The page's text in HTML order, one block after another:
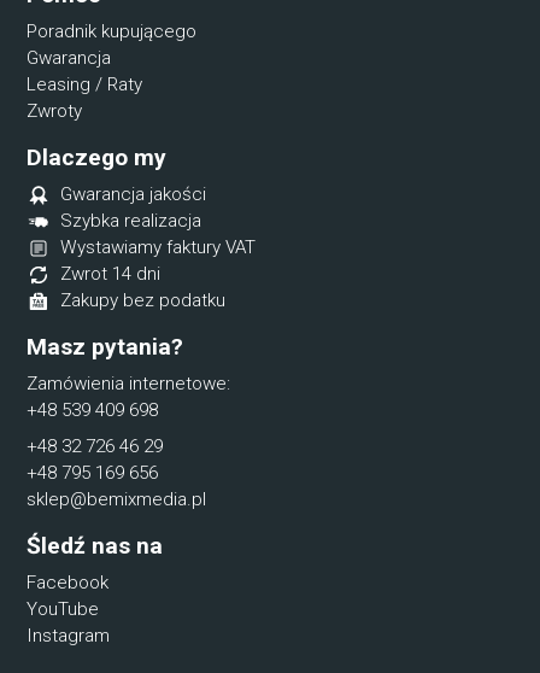
Poradnik kupującego
Gwarancja
Leasing / Raty
Zwroty
Dlaczego my
Gwarancja jakości
Szybka realizacja
Wystawiamy faktury VAT
Zwrot 14 dni
Zakupy bez podatku
Masz pytania?
Zamówienia internetowe:
+48 539 409 698
+48 32 726 46 29
+48 795 169 656
sklep@bemixmedia.pl
Śledź nas na
Facebook
YouTube
Instagram